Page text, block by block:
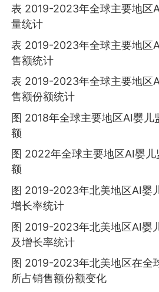
表 2019-2023年全球主要地区
量统计
表 2019-2023年全球主要地区
售额统计
表 2019-2023年全球主要地区
售额份额统计
图 2018年全球主要地区AI婴儿
额
图 2022年全球主要地区AI婴
额
图 2019-2023年北美地区AI婴
增长率统计
图 2019-2023年北美地区AI婴
及增长率统计
图 2019-2023年北美地区在全
所占销售额份额变化